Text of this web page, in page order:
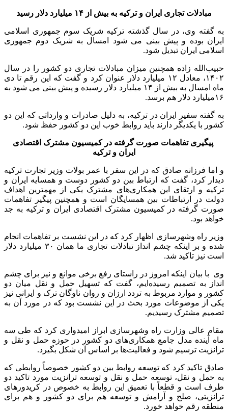
مبادلات تجاری ایران و ترکیه به بیش از ۱۴ میلیارد دلار رسید
به گفته وی، در سال گذشته ترکیه شریک سوم جمهوری اسلامی
ایران بوده و پیش بینی می شود امسال به شریک دوم جمهوری
اسلامی ایران تبدیل شود.
حبیب‌الله زاده همچنین میزان مبادلات تجاری دو کشور را در سال
۱۴۰۲، معادل ۱۲ میلیارد دلار عنوان کرد و گفت که این رقم تا دی
ماه امسال به بیش از ۱۴ میلیارد دلار رسیده و پیش بینی می شود به
۱۶میلیارد دلار هم برسد.
به گفته سفیر ایران در ترکیه، به دلیل صادرات و وارداتی که این دو
کشور با یکدیگر دارند باید روابط خوب این دو کشور حفظ شود.
پیگیری تفاهمات صورت گرفته در کمیسیون مشترک اقتصادی
ایران و ترکیه
و اما فرزانه صادق که در این سفر با عمر بولات وزیر تجارت ترکیه
دیدار کرد، گفت که ارتباط بین دو کشور دوست و همسایه ایران و
ترکیه و ارتقای این همکاری‌های مشترک یکی از مهمترین اهداف
دولت در ارتباطات بین همسایگان است و همچنین پیگیر تفاهمات
صورت گرفته در کمیسیون مشترک اقتصادی ایران و ترکیه به جد
خواهد بود.
وزیر راه وشهرسازی اظهار کرد که در این نشست بر تفاهمات انجام
شده و بر اینکه چشم انداز تبادلات تجاری ما همان ۳۰ میلیارد دلار
است نیز تاکید شد.
وی با بیان اینکه امروز در راستای رفع برخی موانع و نیز برای چشم
انداز به تصمیم رسیده‌ایم، گفت که تسهیل حمل و نقل میان دو
کشور و موارد مربوط به تردد ارزان و روان ناوگان ترک و ایرانی نیز
یکی از موضوعات مورد بحث در این نشست بود که در مورد آن به
تصمیم مشترک رسیدیم.
مقام عالی وزارت راه وشهرسازی ابراز امیدواری کرد که طی سه
ماه آینده مدل جامع همکاری‌های دو کشور در حوزه حمل و نقل و
ترانزیت ترسیم شود و فعالیت‌ها بر اساس آن شکل بگیرد.
صادق تاکید کرد که توسعه روابط بین دو کشور خصوصاً روابطی که
به حمل و نقل، توسعه حمل و نقل و توسعه ترانزیت مورد تاکید دو
طرف است و قطعاً با تعمیق این روابط به خصوص در کریدورهای
ترانزیتی، صلح و آرامش و توسعه هم برای دو کشور و هم برای
منطقه رقم خواهد خورد.